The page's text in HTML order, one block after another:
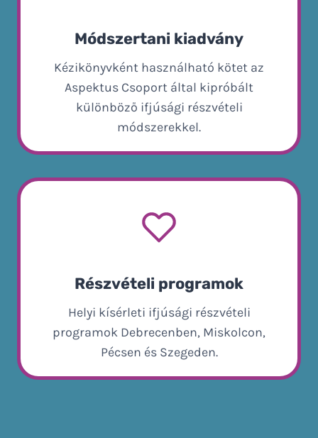
Módszertani kiadvány
Kézikönyvként használható kötet az
Aspektus Csoport által kipróbált
különböző ifjúsági részvételi
módszerekkel.
Részvételi programok
Helyi kísérleti ifjúsági részvételi
programok Debrecenben, Miskolcon,
Pécsen és Szegeden.